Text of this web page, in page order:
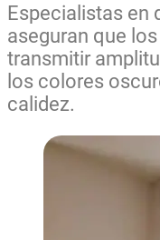
Especialistas en
aseguran que
transmitir
los colores
calidez.